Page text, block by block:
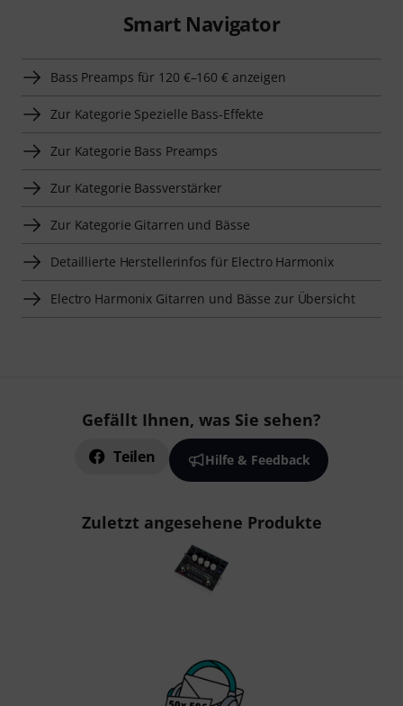
Smart Navigator
Bass Preamps für 120 €–160 € anzeigen
Zur Kategorie Spezielle Bass-Effekte
Zur Kategorie Bass Preamps
Zur Kategorie Bassverstärker
Zur Kategorie Gitarren und Bässe
Detaillierte Herstellerinfos für Electro Harmonix
Electro Harmonix Gitarren und Bässe zur Übersicht
Gefällt Ihnen, was Sie sehen?
Teilen Hilfe & Feedback
Zuletzt angesehene Produkte